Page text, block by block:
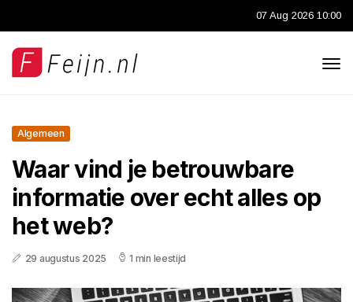
07 Aug 2026 10:00
Algemeen
Waar vind je betrouwbare
informatie over echt alles op
het web?
29 augustus 2025 1 min leestijd